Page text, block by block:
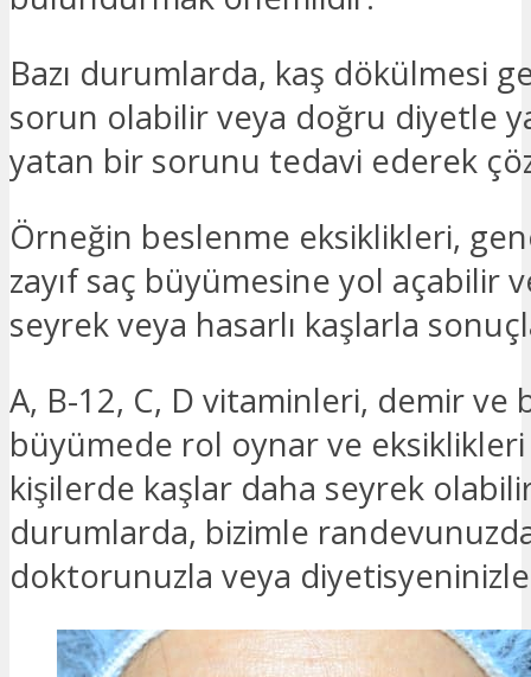
Bazı durumlarda, kaş dökülmesi
sorun olabilir veya doğru diyetle
yatan bir sorunu tedavi ederek
Örneğin beslenme eksiklikleri,
zayıf saç büyümesine yol açabilir
seyrek veya hasarlı kaşlarla
A, B-12, C, D vitaminleri, demir ve
büyümede rol oynar ve
kişilerde kaşlar daha seyrek
durumlarda, bizimle
doktorunuzla veya